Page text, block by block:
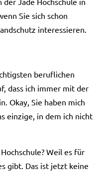
Sie sich schon
interessieren.
beruflichen
dass ich immer mit der
Okay, Sie haben mich
einzige, in dem ich nicht
Weil es für
gibt. Das ist jetzt keine